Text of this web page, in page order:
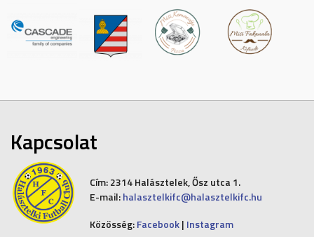
Kapcsolat
Cím:2314 Halásztelek, Ősz utca 1.
E-mail: halasztelkifc@halasztelkifc.hu
Közösség: Facebook| Instagram